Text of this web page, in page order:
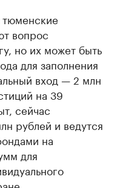
тюменские
вопрос
но их может быть
для заполнения
вход — 2 млн
на 39
сейчас
рублей и ведутся
на
для